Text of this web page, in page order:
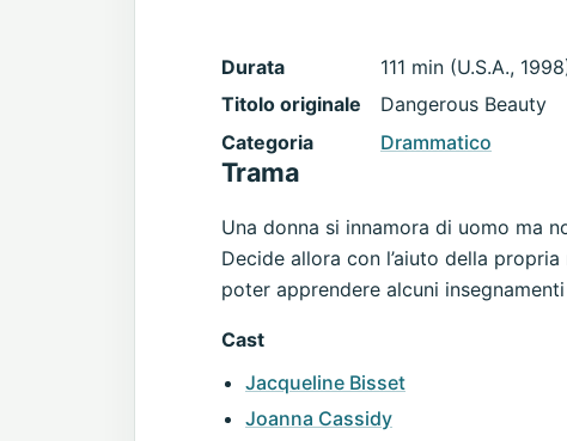
Durata
111 min (U.S.A.,
Titolo originale
Dangerous Beauty
Categoria
Drammatico
Trama
Una donna si innamora di uomo ma
Decide allora con l’aiuto della
poter apprendere alcuni
Cast
Jacqueline Bisset
Joanna Cassidy